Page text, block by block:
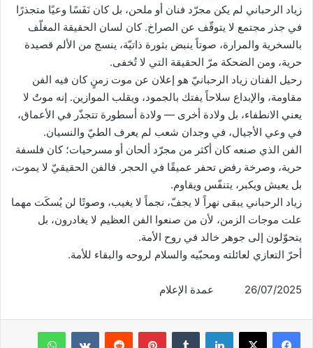
زياد الرحباني لم يكن مجرّد فنان أو ملحن، بل كان نَفَسًا وعيًا متجذرًا
في جذر مجتمع لا يتوقّف عن الصراخ. كان لسان الحقيقة المغلّف
بالسخرية والمرارة، صوتاً ينبض بثورة ذاتيّة، ينسج من الألم قصيدة
حرية، ومن الضحكة مرّ الحقيقة التي لا تُخفى.
رحيل الفنان زياد الرحبانيّ هو إعلان عن موت زمنٍ كان فيه الفن
مقاومة، والإبداع سلاحاً يفتك بالجمود، ويقلب الموازين. إنه موتٌ لا
يعني الانطفاء، بل ولادة أخرى — ولادة أسطورة تتجذّر في الأعماق،
في وعي الأجيال، في وجدان شعب لم يعرف الطيّ والنسيان.
الفن الذي صنعه كان أكثر من مجرّد ألحان أو مسرحيات؛ كان فلسفة
حرية، وصرخة رفض تحفر عميقًا في الحجر. فالفن الحقيقيّ لا يموت،
بل يعيش ويكبر، يتنفّس ويقاوم.
زياد الرحباني يبقى نهراً لا يجفّ، نجماً لا يغيب، وصوتًا لن يُسكَت مهما
علت موجات الزمن، لأن من صنعوا الفن العظيم لا يغادرون، بل
يتحوّلون إلى جوهر خالد في روح الأمة.
أحرّ التعازي لعائلته ومحبّيه والسلام لروحه والبقاء للأمة.
26/07/2025 عمدة الإعلام
فيسبوك لينكدإن بينتيريست